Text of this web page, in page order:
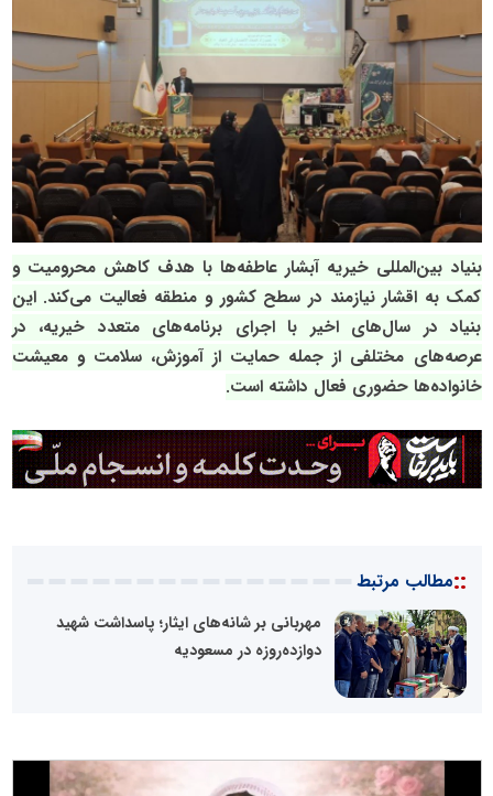
بنیاد بین‌المللی خیریه آبشار عاطفه‌ها با هدف کاهش محرومیت و
کمک به اقشار نیازمند در سطح کشور و منطقه فعالیت می‌کند. این
بنیاد در سال‌های اخیر با اجرای برنامه‌های متعدد خیریه، در
عرصه‌های مختلفی از جمله حمایت از آموزش، سلامت و معیشت
خانواده‌ها حضوری فعال داشته است.
::مطالب مرتبط
مهربانی بر شانه‌های ایثار؛ پاسداشت شهید
دوازده‌روزه در مسعودیه